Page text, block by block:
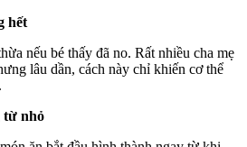
hết
nếu bé thấy đã no. Rất nhiều cha mẹ
lâu dần, cách này chỉ khiến cơ thể
từ nhỏ